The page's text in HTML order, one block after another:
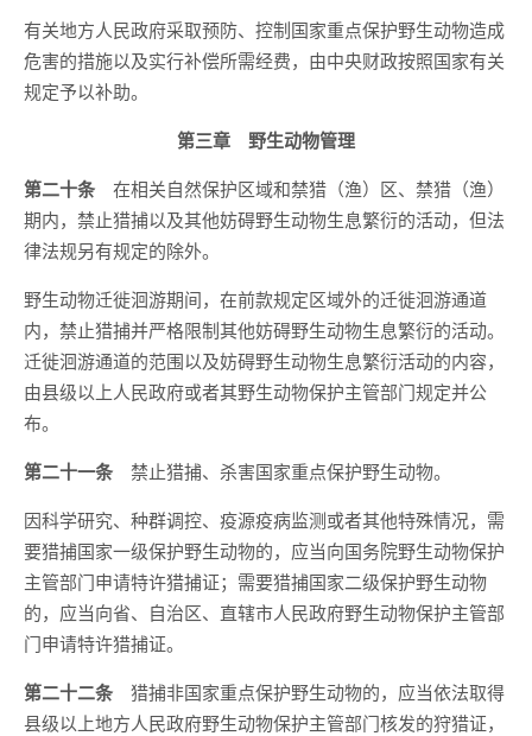
有关地方人民政府采取预防、控制国家重点保护野生动物造成
危害的措施以及实行补偿所需经费，由中央财政按照国家有关
规定予以补助。
第三章 野生动物管理
第二十条 在相关自然保护区域和禁猎（渔）区、禁猎（渔）
期内，禁止猎捕以及其他妨碍野生动物生息繁衍的活动，但法
律法规另有规定的除外。
野生动物迁徙洄游期间，在前款规定区域外的迁徙洄游通道
内，禁止猎捕并严格限制其他妨碍野生动物生息繁衍的活动。
迁徙洄游通道的范围以及妨碍野生动物生息繁衍活动的内容，
由县级以上人民政府或者其野生动物保护主管部门规定并公
布。
第二十一条 禁止猎捕、杀害国家重点保护野生动物。
因科学研究、种群调控、疫源疫病监测或者其他特殊情况，需
要猎捕国家一级保护野生动物的，应当向国务院野生动物保护
主管部门申请特许猎捕证；需要猎捕国家二级保护野生动物
的，应当向省、自治区、直辖市人民政府野生动物保护主管部
门申请特许猎捕证。
第二十二条 猎捕非国家重点保护野生动物的，应当依法取得
县级以上地方人民政府野生动物保护主管部门核发的狩猎证，